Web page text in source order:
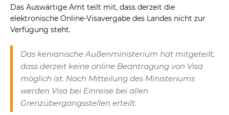
Das Auswärtige Amt teilt mit, dass derzeit die
elektronische Online-Visavergabe des Landes nicht zur
Verfügung steht.
Das kenianische Außenministerium hat mitgeteilt,
dass derzeit keine online Beantragung von Visa
möglich ist. Nach Mitteilung des Ministeriums
werden Visa bei Einreise bei allen
Grenzübergangsstellen erteilt.